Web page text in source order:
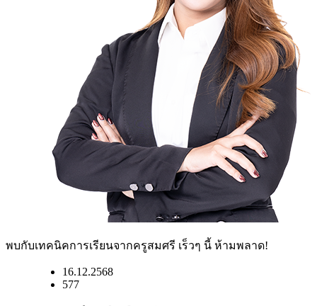
พบกับเทคนิคการเรียนจากครูสมศรี เร็วๆ นี้ ห้ามพลาด!
16.12.2568
577